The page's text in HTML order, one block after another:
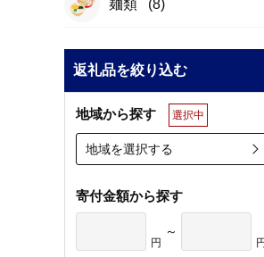
麺類 (8)
返礼品を絞り込む
地域から探す 選択中
地域を選択する
寄付金額から探す
円
～
円